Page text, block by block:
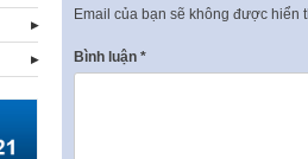
Email của bạn sẽ không được hiển
Bình luận *